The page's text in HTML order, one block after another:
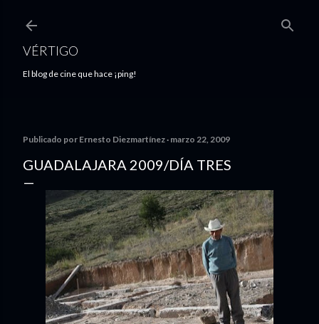
VÉRTIGO
El blog de cine que hace ¡ping!
Publicado por Ernesto Diezmartínez marzo 22, 2009
GUADALAJARA 2009/DÍA TRES